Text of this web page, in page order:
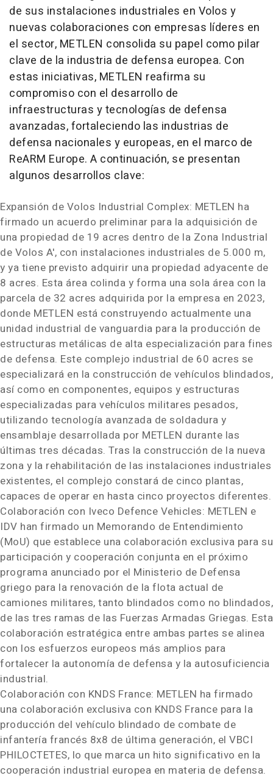
de sus instalaciones industriales en Volos y
nuevas colaboraciones con empresas líderes en
el sector, METLEN consolida su papel como pilar
clave de la industria de defensa europea. Con
estas iniciativas, METLEN reafirma su
compromiso con el desarrollo de
infraestructuras y tecnologías de defensa
avanzadas, fortaleciendo las industrias de
defensa nacionales y europeas, en el marco de
ReARM Europe. A continuación, se presentan
algunos desarrollos clave:
Expansión de Volos Industrial Complex: METLEN ha
firmado un acuerdo preliminar para la adquisición de
una propiedad de 19 acres dentro de la Zona Industrial
de Volos A', con instalaciones industriales de 5.000 m,
y ya tiene previsto adquirir una propiedad adyacente de
8 acres. Esta área colinda y forma una sola área con la
parcela de 32 acres adquirida por la empresa en 2023,
donde METLEN está construyendo actualmente una
unidad industrial de vanguardia para la producción de
estructuras metálicas de alta especialización para fines
de defensa. Este complejo industrial de 60 acres se
especializará en la construcción de vehículos blindados,
así como en componentes, equipos y estructuras
especializadas para vehículos militares pesados,
utilizando tecnología avanzada de soldadura y
ensamblaje desarrollada por METLEN durante las
últimas tres décadas. Tras la construcción de la nueva
zona y la rehabilitación de las instalaciones industriales
existentes, el complejo constará de cinco plantas,
capaces de operar en hasta cinco proyectos diferentes.
Colaboración con Iveco Defence Vehicles: METLEN e
IDV han firmado un Memorando de Entendimiento
(MoU) que establece una colaboración exclusiva para su
participación y cooperación conjunta en el próximo
programa anunciado por el Ministerio de Defensa
griego para la renovación de la flota actual de
camiones militares, tanto blindados como no blindados,
de las tres ramas de las Fuerzas Armadas Griegas. Esta
colaboración estratégica entre ambas partes se alinea
con los esfuerzos europeos más amplios para
fortalecer la autonomía de defensa y la autosuficiencia
industrial.
Colaboración con KNDS France: METLEN ha firmado
una colaboración exclusiva con KNDS France para la
producción del vehículo blindado de combate de
infantería francés 8x8 de última generación, el VBCI
PHILOCTETES, lo que marca un hito significativo en la
cooperación industrial europea en materia de defensa.